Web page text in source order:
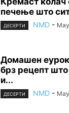
печење што
ДЕСЕРТИ NMD -
Домашен
брз рецепт што
и...
ДЕСЕРТИ NMD -